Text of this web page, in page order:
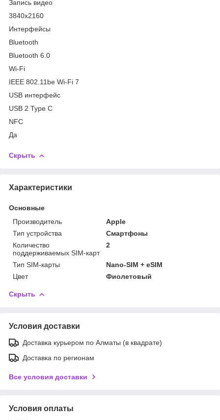
Запись видео
3840x2160
Интерфейсы
Bluetooth
Bluetooth 6.0
Wi-Fi
IEEE 802.11be Wi-Fi 7
USB интерфейс
USB 2 Type C
NFC
Да
Скрыть
Характеристики
Основные
Производитель
Apple
Тип устройства
Смартфоны
Количество
поддерживаемых SIM-карт
2
Тип SIM-карты
Nano-SIM + eSIM
Цвет
Фиолетовый
Скрыть
Условия доставки
Доставка курьером по Алматы (в квадрате)
Доставка по регионам
Все условия доставки
Условия оплаты